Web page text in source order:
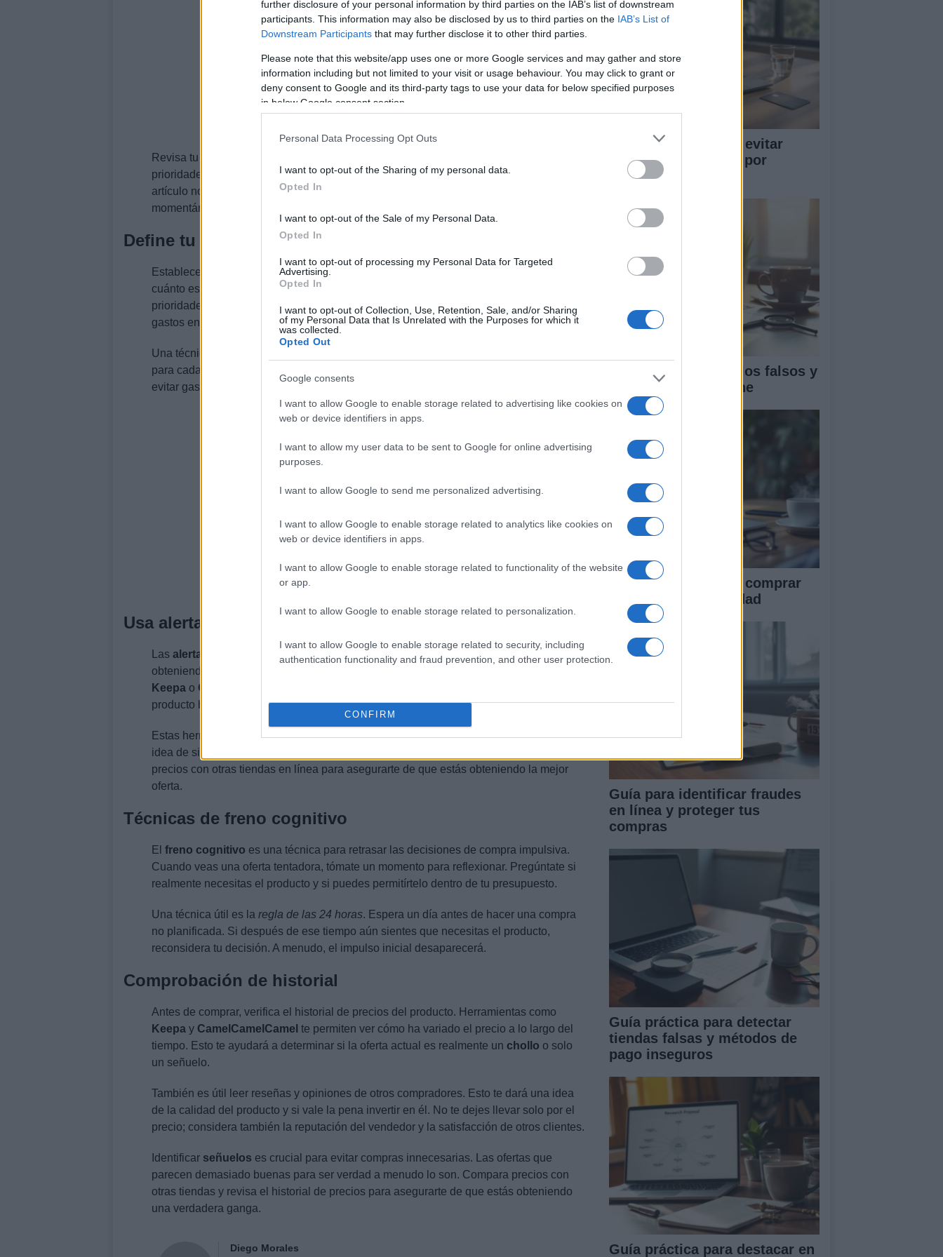
further disclosure of your personal information by third parties on the IAB’s list of downstream
participants. This information may also be disclosed by us to third parties on the IAB’s List of
Downstream Participants that may further disclose it to other third parties.
Please note that this website/app uses one or more Google services and may gather and store
information including but not limited to your visit or usage behaviour. You may click to grant or
deny consent to Google and its third-party tags to use your data for below specified purposes
in below Google consent section.
Personal Data Processing Opt Outs
I want to opt-out of the Sharing of my personal data.
Opted In
I want to opt-out of the Sale of my Personal Data.
Opted In
I want to opt-out of processing my Personal Data for Targeted
Advertising.
Opted In
I want to opt-out of Collection, Use, Retention, Sale, and/or Sharing
of my Personal Data that Is Unrelated with the Purposes for which it
was collected.
Opted Out
Google consents
I want to allow Google to enable storage related to advertising like cookies on
web or device identifiers in apps.
I want to allow my user data to be sent to Google for online advertising
purposes.
I want to allow Google to send me personalized advertising.
I want to allow Google to enable storage related to analytics like cookies on
web or device identifiers in apps.
I want to allow Google to enable storage related to functionality of the website
or app.
I want to allow Google to enable storage related to personalization.
I want to allow Google to enable storage related to security, including
authentication functionality and fraud prevention, and other user protection.
CONFIRM
Revisa tu lista con frecuencia y elimina cualquier artículo que no encaje en tus
prioridades. Recuerda,
la disciplina es clavepara evitar compras impulsivas. Si un
artículo no está en tu lista, pregúntate si realmente lo necesitas o si es solo un impulso
momentáneo.
Define tu presupuesto
Establecer un presupuestoes fundamental para comprar con inteligencia. Determina
cuánto estás dispuesto a gastar y divide ese monto entre las categorías de tu lista de
prioridades. Usa aplicaciones de gestión financiera para llevar un registro de tus
gastos en tiempo real.
Una técnica efectiva es el
para cada categoría y solo compra dentro de los límites establecidos. Esto te ayudará a
evitar gastos excesivos y mantener el control de tus finanzas.
Usa alertas de precio
Las alertas de precio
son herramientas valiosas para asegurarte de que estás
obteniendo la mejor oferta. Configura alertas en tu navegador o usa extensiones como
Keepa o CamelCamelCamel
producto baje.
Estas herramientas también te permiten ver el historial de precios, lo que te da una
idea de si la oferta actual es realmente un buen trato o solo un señuelo. Compara los
precios con otras tiendas en línea para asegurarte de que estás obteniendo la mejor
oferta.
Técnicas de freno cognitivo
El freno cognitivo es una técnica para retrasar las decisiones de compra impulsiva.
Cuando veas una oferta tentadora, tómate un momento para reflexionar. Pregúntate si
realmente necesitas el producto y si puedes permitírtelo dentro de tu presupuesto.
Una técnica útil es la regla de las 24 horas. Espera un día antes de hacer una compra
no planificada. Si después de ese tiempo aún sientes que necesitas el producto,
reconsidera tu decisión. A menudo, el impulso inicial desaparecerá.
Comprobación de historial
Antes de comprar, verifica el historial de precios del producto. Herramientas como
Keepa y CamelCamelCamel te permiten ver cómo ha variado el precio a lo largo del
tiempo. Esto te ayudará a determinar si la oferta actual es realmente un chollo o solo
un señuelo.
También es útil leer reseñas y opiniones de otros compradores. Esto te dará una idea
de la calidad del producto y si vale la pena invertir en él. No te dejes llevar solo por el
precio; considera también la reputación del vendedor y la satisfacción de otros clientes.
Identificar señuelos es crucial para evitar compras innecesarias. Las ofertas que
parecen demasiado buenas para ser verdad a menudo lo son. Compara precios con
otras tiendas y revisa el historial de precios para asegurarte de que estás obteniendo
una verdadera ganga.
Diego Morales
Guía definitiva para evitar
estafas en compras por
internet
Cómo detectar chollos falsos y
validar tiendas online
Guía definitiva para comprar
en línea con seguridad
Guía para identificar fraudes
en línea y proteger tus
compras
Guía práctica para detectar
tiendas falsas y métodos de
pago inseguros
Guía práctica para destacar en